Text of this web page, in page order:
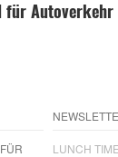
für Autoverkehr
LUNCH TIME